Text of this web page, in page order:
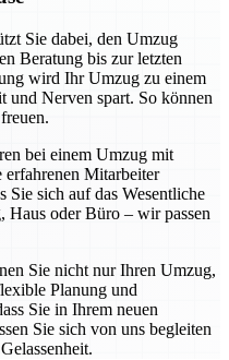
Sie dabei, den Umzug
Beratung bis zur letzten
wird Ihr Umzug zu einem
und Nerven spart. So können
bei einem Umzug mit
erfahrenen Mitarbeiter
Sie sich auf das Wesentliche
Haus oder Büro – wir passen
Sie nicht nur Ihren Umzug,
Planung und
Sie in Ihrem neuen
Sie sich von uns begleiten